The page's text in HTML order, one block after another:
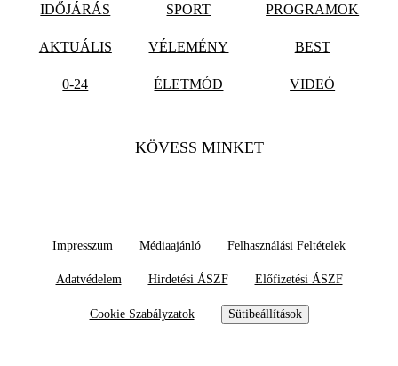
IDŐJÁRÁS SPORT PROGRAMOK
AKTUÁLIS VÉLEMÉNY BEST
0-24 ÉLETMÓD VIDEÓ
KÖVESS MINKET
Impresszum Médiaajánló Felhasználási Feltételek
Adatvédelem Hirdetési ÁSZF Előfizetési ÁSZF
Cookie Szabályzatok Sütibeállítások